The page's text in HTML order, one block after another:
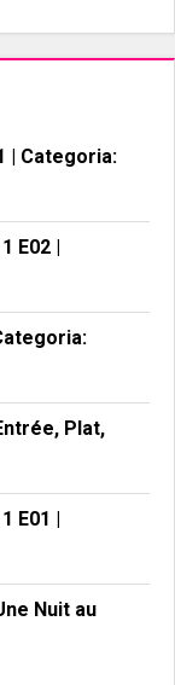
| Categoria:
E02 |
Plat,
E01 |
Nuit au